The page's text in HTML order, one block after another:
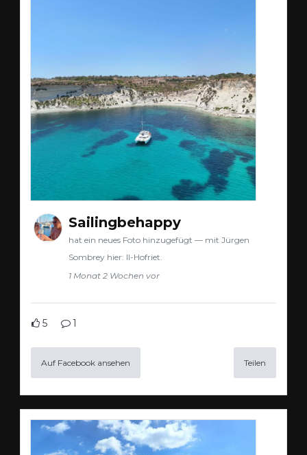
Sailingbehappy
hat ein neues Foto hinzugefügt — mit Jürgen
Sombrey hier: Il-Hofriet.
1 Monat 2 Wochen vor
5 1
Auf Facebook ansehen Teilen